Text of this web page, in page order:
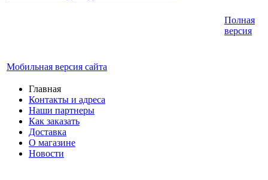
Мобильная версия сайта
Полная
версия
Главная
Контакты и адреса
Наши партнеры
Как заказать
Доставка
О магазине
Новости